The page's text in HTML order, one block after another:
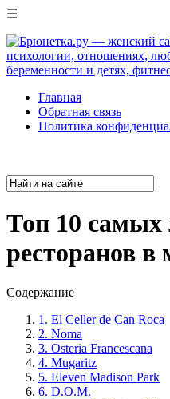
☰
Главная
Обратная связь
Политика
Топ 10
ресторанов в
Содержание
1. El Celler de Can Roca
2. Noma
3. Osteria Francescana
4. Mugaritz
5. Eleven Madison Park
6. D.O.M.